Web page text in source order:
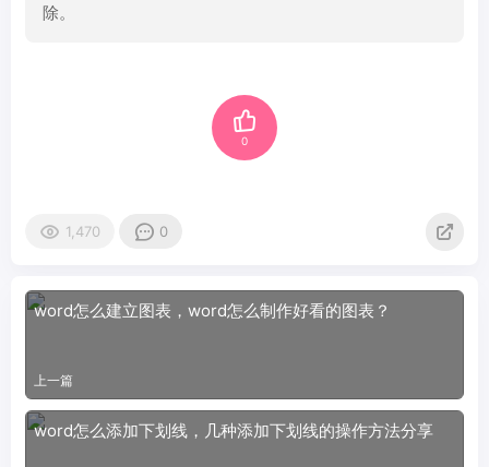
除。
0
1,470 0
word怎么建立图表，word怎么制作好看的图表？
上一篇
word怎么添加下划线，几种添加下划线的操作方法分享